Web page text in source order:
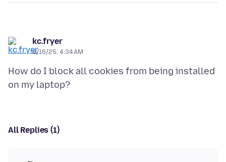
kc.fryer
9/16/25, 4:34 AM
How do I block all cookies from being installed
All Replies (1)